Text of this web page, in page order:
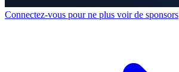
Connectez-vous pour ne plus voir de sponsors